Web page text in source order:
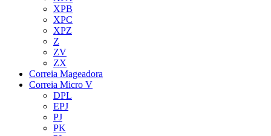
XPB
XPC
XPZ
Z
ZV
ZX
Correia Mageadora
Correia Micro V
DPL
EPJ
PJ
PK